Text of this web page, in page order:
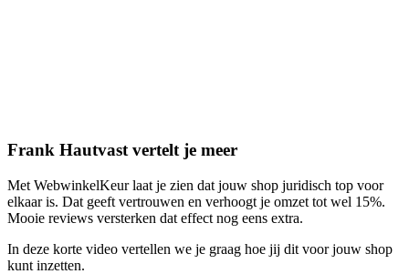
Frank Hautvast vertelt je meer
Met WebwinkelKeur laat je zien dat jouw shop juridisch top voor
elkaar is. Dat geeft vertrouwen en verhoogt je omzet tot wel 15%.
Mooie reviews versterken dat effect nog eens extra.
In deze korte video vertellen we je graag hoe jij dit voor jouw shop
kunt inzetten.